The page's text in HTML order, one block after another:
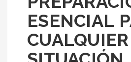
ESENCIAL
CUALQUIER